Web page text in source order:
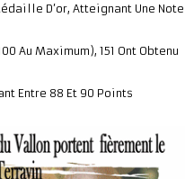
D’or, Atteignant Une Note
Au Maximum), 151 Ont Obtenu
Entre 88 Et 90 PointS